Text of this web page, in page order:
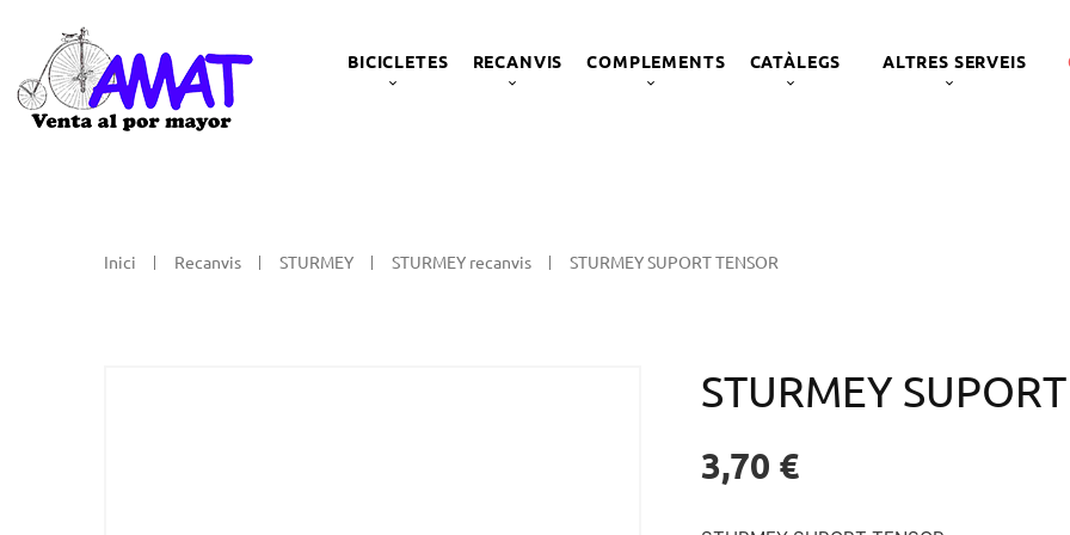
BICICLETES RECANVIS COMPLEMENTS CATÀLEGS ALTRES SERVEIS
Inici Recanvis STURMEY STURMEY recanvis STURMEY SUPORT TENSOR
STURMEY
3,70 €